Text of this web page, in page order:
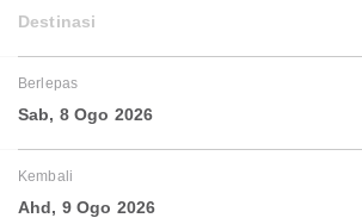
Destinasi
Berlepas
Sab, 8 Ogo 2026
Kembali
Ahd, 9 Ogo 2026